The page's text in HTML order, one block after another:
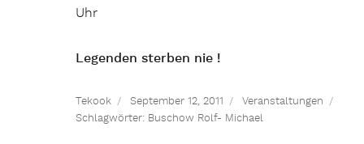
Uhr
Legenden sterben nie !
Tekook September 12, 2011
Veranstaltungen
Schlagwörter: Buschow Rolf- Michael